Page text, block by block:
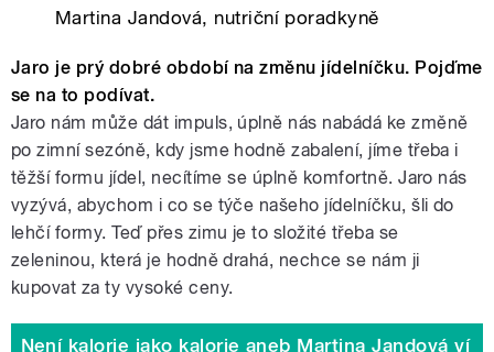
Martina Jandová, nutriční poradkyně
Jaro je prý dobré období na změnu jídelníčku. Pojďme
se na to podívat.
Jaro nám může dát impuls, úplně nás nabádá ke změně
po zimní sezóně, kdy jsme hodně zabalení, jíme třeba i
těžší formu jídel, necítíme se úplně komfortně. Jaro nás
vyzývá, abychom i co se týče našeho jídelníčku, šli do
lehčí formy. Teď přes zimu je to složité třeba se
zeleninou, která je hodně drahá, nechce se nám ji
kupovat za ty vysoké ceny.
Není kalorie jako kalorie aneb Martina Jandová ví